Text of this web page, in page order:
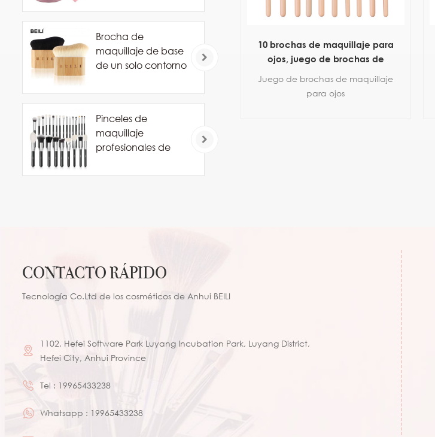
combinada, bola
belleza, base de
polvo, esponja de
corte biselado,
maquillaje
Brocha de
maquillaje de base
de un solo contorno
Pinceles de
maquillaje
profesionales de
cabra natural
10 brochas de maquillaje para
ojos, juego de brochas de
Juego de brochas de maquillaje
para ojos
CONTACTO RÁPIDO
Tecnología Co.Ltd de los cosméticos de Anhui BEILI
1102, Hefei Software Park Luyang Incubation Park, Luyang District,
Hefei City, Anhui Province
Tel : 19965433238
Whatsapp : 19965433238